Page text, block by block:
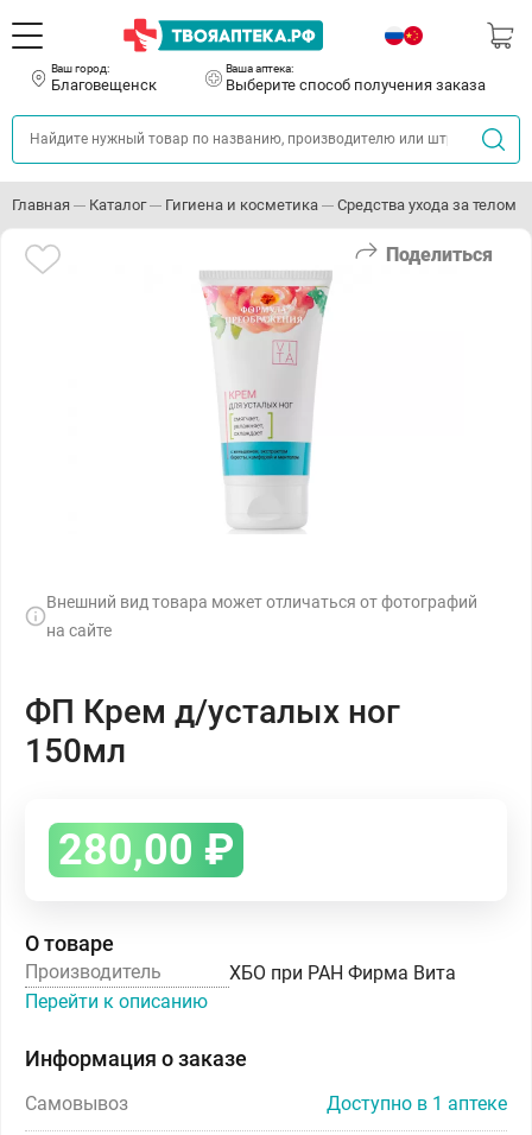
Ваш город:
Благовещенск
Ваша аптека:
Выберите способ получения заказа
Главная Каталог Гигиена и косметика Средства ухода за телом
Поделиться
Внешний вид товара может отличаться от фотографий
на сайте
ФП Крем д/усталых ног
150мл
280,00 ₽
О товаре
Производитель
ХБО при РАН Фирма Вита
Перейти к описанию
Информация о заказе
Самовывоз Доступно в 1 аптеке